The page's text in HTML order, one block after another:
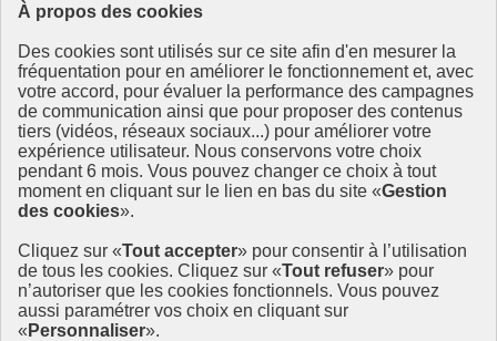
À propos des cookies
Des cookies sont utilisés sur ce site afin d'en mesurer la
fréquentation pour en améliorer le fonctionnement et, avec
votre accord, pour évaluer la performance des campagnes
de communication ainsi que pour proposer des contenus
tiers (vidéos, réseaux sociaux...) pour améliorer votre
expérience utilisateur. Nous conservons votre choix
pendant 6 mois. Vous pouvez changer ce choix à tout
moment en cliquant sur le lien en bas du site «Gestion
des cookies».
Cliquez sur «Tout accepter» pour consentir à l’utilisation
de tous les cookies. Cliquez sur «Tout refuser» pour
n’autoriser que les cookies fonctionnels. Vous pouvez
aussi paramétrer vos choix en cliquant sur
« Personnaliser».
23 septembre 2020 - En France